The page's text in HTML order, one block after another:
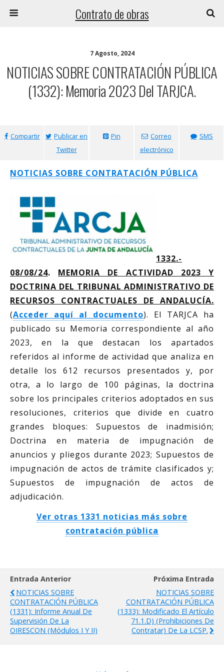
Contrato de obras
7 Agosto, 2024
NOTICIAS SOBRE CONTRATACIÓN PÚBLICA
(1332): Memoria 2023 Del TARJCA.
Compartir
Publicar en
Twitter
Pin
Correo
electrónico
SMS
NOTICIAS SOBRE CONTRATACIÓN PÚBLICA
1332.-
08/08/24. MEMORIA DE ACTIVIDAD 2023 Y
DOCTRINA DEL TRIBUNAL ADMINISTRATIVO DE
RECURSOS CONTRACTUALES DE ANDALUCÍA.
(Acceder aquí al documento). El TARJCA ha
publicado su Memoria correspondiente al año
2023, en la que destacan los apartados
referidos al informe de actividad que analiza en
detalle los 612 recursos presentados y, por
otra, a lo largo de 100 páginas, la doctrina
sobre los principales criterios adoptados en sus
resoluciones, criterios que divide en cuatro
grandes bloques: Supuestos de inadmisión;
Doctrina en materia de impugnación de
anuncios y pliegos durante 2023; Supuestos de
impugnación de actos de trámite clasificados y;
Supuestos de impugnación de actos de
adjudicación.
Ver otras 1331 noticias más sobre
contratación pública
Entrada Anterior
NOTICIAS SOBRE
CONTRATACIÓN PÚBLICA
(1331): Informe Anual De
Supervisión De La
OIRESCON (Módulos I Y II)
Próxima Entrada
NOTICIAS SOBRE
CONTRATACIÓN PÚBLICA
(1333): Modificado El Artículo
71.1.d) (Prohibiciones De
Contratar) De La LCSP.